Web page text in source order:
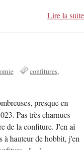
Lire la suite
confitures
presque en
Pas très charnues
de la confiture. J'en ai
à hauteur de hobbit, j'en